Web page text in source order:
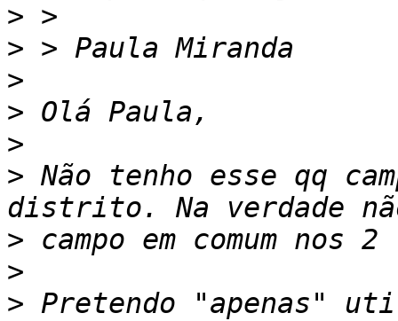
>
>
>
>
>
> Não tenho esse qq
>
>
> Pretendo "apenas"